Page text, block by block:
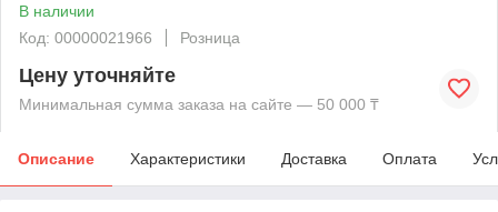
В наличии
Код: 00000021966
Розница
Цену уточняйте
Минимальная сумма заказа на сайте — 50 000 ₸
Описание Характеристики Доставка Оплата